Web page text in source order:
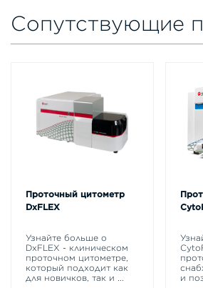
Сопутствующие
Проточный цитометр
DxFLEX
Узнайте больше о
DxFLEX - клиническом
проточном цитометре,
который подходит как
для новичков, так и
и